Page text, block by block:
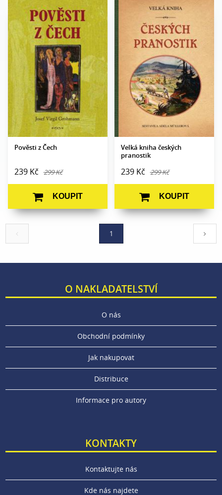
Pověsti z Čech
239 Kč 299 Kč
Autor:
Josef Virgil
Grohmann
Fabula
Počet stran:
256
160 x 230
Vazba:
V8a (pevná)
Obrazová
N/A
Datum
10. 9. 2009
KOUPIT
Velká kniha českých
pranostik
239 Kč 299 Kč
sestavila Adéla
Müllerová
Edice:
Koloseum
Počet stran: 230
Formát:
145 x 210
Vazba:
V8 (pevná)
Obrazová
část:
N/A
Datum
vydání:
11. 3. 2010
KOUPIT
1
O NAKLADATELSTVÍ
O nás
Obchodní podmínky
Jak nakupovat
Distribuce
Informace pro autory
KONTAKTY
Kontaktujte nás
Kde nás najdete